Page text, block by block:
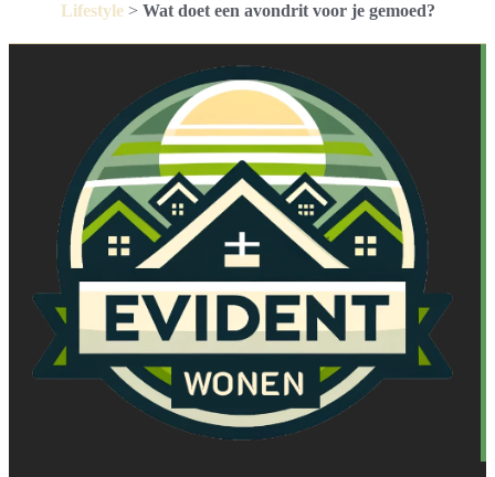
Lifestyle> Wat doet een avondrit voor je gemoed?